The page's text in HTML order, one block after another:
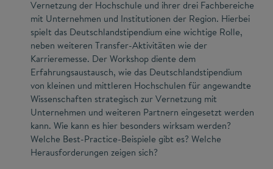
Vernetzung der Hochschule und ihrer drei Fachbereiche
mit Unternehmen und Institutionen der Region. Hierbei
spielt das Deutschlandstipendium eine wichtige Rolle,
neben weiteren Transfer-Aktivitäten wie der
Karrieremesse. Der Workshop diente dem
Erfahrungsaustausch, wie das Deutschlandstipendium
von kleinen und mittleren Hochschulen für angewandte
Wissenschaften strategisch zur Vernetzung mit
Unternehmen und weiteren Partnern eingesetzt werden
kann. Wie kann es hier besonders wirksam werden?
Welche Best-Practice-Beispiele gibt es? Welche
Herausforderungen zeigen sich?